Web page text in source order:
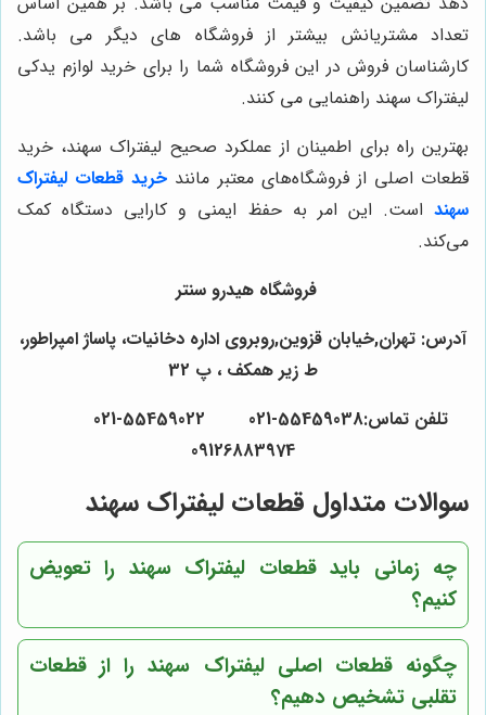
تعداد مشتریانش بیشتر از فروشگاه های دیگر می باشد.
کارشناسان فروش در این فروشگاه شما را برای خرید لوازم یدکی
لیفتراک سهند راهنمایی می کنند.
بهترین راه برای اطمینان از عملکرد صحیح لیفتراک سهند، خرید
قطعات اصلی از فروشگاه‌های معتبر مانند خرید قطعات لیفتراک
سهند است. این امر به حفظ ایمنی و کارایی دستگاه کمک
می‌کند.
فروشگاه هیدرو سنتر
آدرس: تهران,خیابان قزوین,روبروی اداره دخانیات، پاساژ امپراطور،
ط زیر همکف ، پ 32
09126883974
سوالات متداول قطعات لیفتراک سهند
چه زمانی باید قطعات لیفتراک سهند را تعویض
کنیم؟
چگونه قطعات اصلی لیفتراک سهند را از قطعات
تقلبی تشخیص دهیم؟